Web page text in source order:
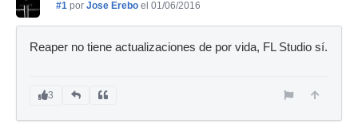
#1 por Jose Erebo el 01/06/2016
Reaper no tiene actualizaciones de por vida, FL Studio sí.
3